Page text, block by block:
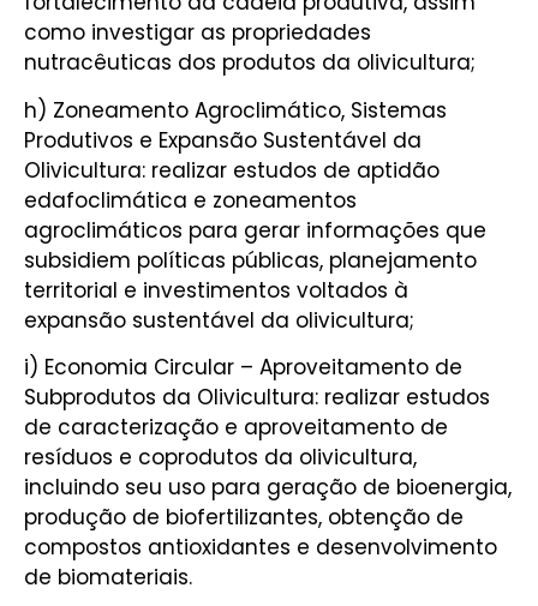
como investigar as propriedades
nutracêuticas dos produtos da olivicultura;
h) Zoneamento Agroclimático, Sistemas
Produtivos e Expansão Sustentável da
Olivicultura: realizar estudos de aptidão
edafoclimática e zoneamentos
agroclimáticos para gerar informações que
subsidiem políticas públicas, planejamento
territorial e investimentos voltados à
expansão sustentável da olivicultura;
i) Economia Circular – Aproveitamento de
Subprodutos da Olivicultura: realizar estudos
de caracterização e aproveitamento de
resíduos e coprodutos da olivicultura,
incluindo seu uso para geração de bioenergia,
produção de biofertilizantes, obtenção de
compostos antioxidantes e desenvolvimento
de biomateriais.